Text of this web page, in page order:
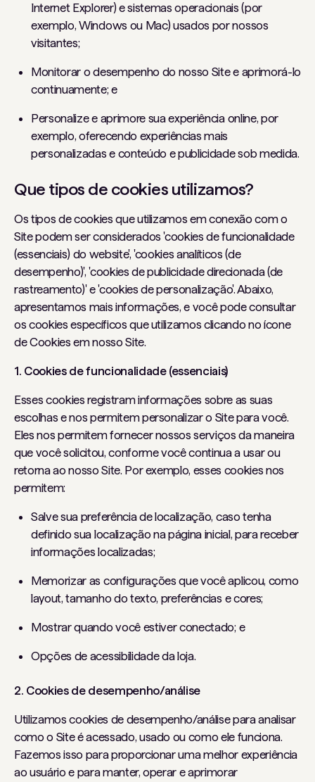
Internet Explorer) e sistemas operacionais (por
exemplo, Windows ou Mac) usados ​​por nossos
visitantes;
Monitorar o desempenho do nosso Site e aprimorá-lo
continuamente; e
Personalize e aprimore sua experiência online, por
exemplo, oferecendo experiências mais
personalizadas e conteúdo e publicidade sob medida.
Que tipos de cookies utilizamos?
Os tipos de cookies que utilizamos em conexão com o
Site podem ser considerados 'cookies de funcionalidade
(essenciais) do website', 'cookies analíticos (de
desempenho)', 'cookies de publicidade direcionada (de
rastreamento)' e 'cookies de personalização'. Abaixo,
apresentamos mais informações, e você pode consultar
os cookies específicos que utilizamos clicando no ícone
de Cookies em nosso Site.
1. Cookies de funcionalidade (essenciais)
Esses cookies registram informações sobre as suas
escolhas e nos permitem personalizar o Site para você.
Eles nos permitem fornecer nossos serviços da maneira
que você solicitou, conforme você continua a usar ou
retorna ao nosso Site. Por exemplo, esses cookies nos
permitem:
Salve sua preferência de localização, caso tenha
definido sua localização na página inicial, para receber
informações localizadas;
Memorizar as configurações que você aplicou, como
layout, tamanho do texto, preferências e cores;
Mostrar quando você estiver conectado; e
Opções de acessibilidade da loja.
2. Cookies de desempenho/análise
Utilizamos cookies de desempenho/análise para analisar
como o Site é acessado, usado ou como ele funciona.
Fazemos isso para proporcionar uma melhor experiência
ao usuário e para manter, operar e aprimorar